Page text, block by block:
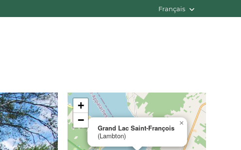
Français
Grand Lac Saint-François
(Lambton)
×
+
−